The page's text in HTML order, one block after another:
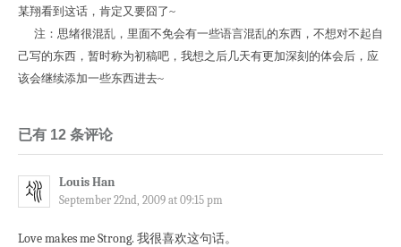
某翔看到这话，肯定又要囧了~
注：思绪很混乱，里面不免会有一些语言混乱的东西，不想对不起自
己写的东西，暂时称为初稿吧，我想之后几天有更加深刻的体会后，应
该会继续添加一些东西进去~
已有 12 条评论
Louis Han
September 22nd, 2009 at 09:15 pm
Love makes me Strong. 我很喜欢这句话。